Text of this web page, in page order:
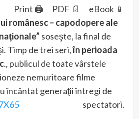
Print 🖨 PDF 📄
eBook 📱
românesc – capodopere ale
soseşte, la final de
Timp de trei seri,în perioada
., publicul de toate vârstele
nemuritoare filme
încântat generaţii întregi de
spectatori.